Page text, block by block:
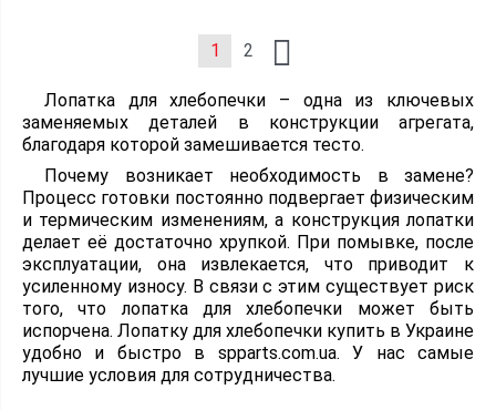
1 2
Лопатка для хлебопечки – одна из ключевых
заменяемых деталей в конструкции агрегата,
благодаря которой замешивается тесто.
Почему возникает необходимость в замене?
Процесс готовки постоянно подвергает физическим
и термическим изменениям, а конструкция лопатки
делает её достаточно хрупкой. При помывке, после
эксплуатации, она извлекается, что приводит к
усиленному износу. В связи с этим существует риск
того, что лопатка для хлебопечки может быть
испорчена. Лопатку для хлебопечки купить в Украине
удобно и быстро в spparts.com.ua. У нас самые
лучшие условия для сотрудничества.